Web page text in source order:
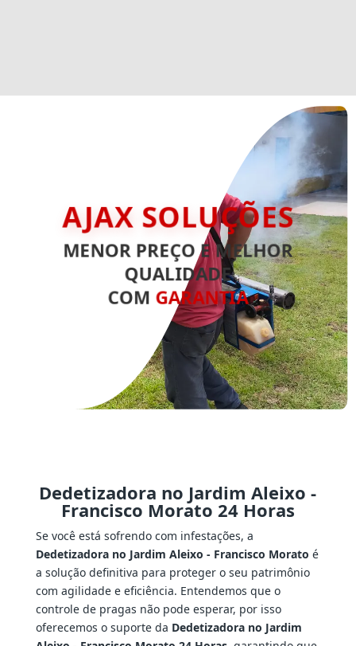
AJAX SOLUÇÕES
MENOR PREÇO E MELHOR
QUALIDADE
COM GARANTIA
Dedetizadora no Jardim Aleixo -
Francisco Morato 24 Horas
Se você está sofrendo com infestações, a
Dedetizadora no Jardim Aleixo - Francisco Morato é
a solução definitiva para proteger o seu patrimônio
com agilidade e eficiência. Entendemos que o
controle de pragas não pode esperar, por isso
oferecemos o suporte da Dedetizadora no Jardim